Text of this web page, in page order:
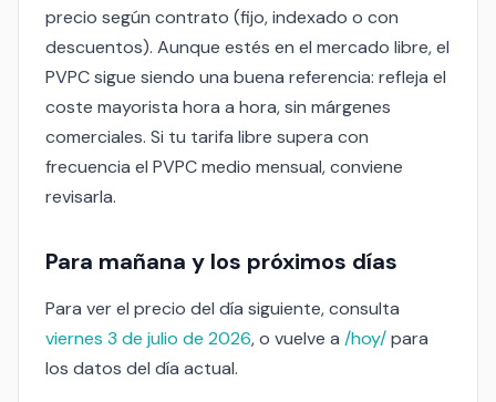
precio según contrato (fijo, indexado o con
descuentos). Aunque estés en el mercado libre, el
PVPC sigue siendo una buena referencia: refleja el
coste mayorista hora a hora, sin márgenes
comerciales. Si tu tarifa libre supera con
frecuencia el PVPC medio mensual, conviene
revisarla.
Para mañana y los próximos días
Para ver el precio del día siguiente, consulta
viernes 3 de julio de 2026, o vuelve a /hoy/para
los datos del día actual.